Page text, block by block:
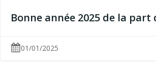
Bonne année 2025 de la part
01/01/2025